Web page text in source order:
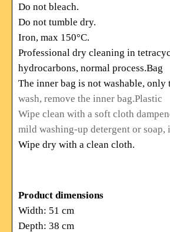
Do not bleach.
Do not tumble dry.
Iron, max 150°C.
Professional dry cleaning in
hydrocarbons, normal process.Bag
The inner bag is not washable, only
wash, remove the inner bag.Plastic
Wipe clean with a soft cloth
mild washing-up detergent or soap,
Wipe dry with a clean cloth.
Product dimensions
Width: 51 cm
Depth: 38 cm